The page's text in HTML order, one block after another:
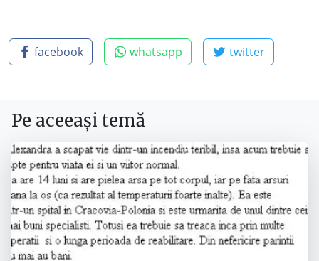
facebook whatsapp twitter
Pe aceeași temă